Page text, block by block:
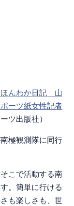
ほんわか日記 山
ーツ紙女性記者
ツ出版社）
極観測隊に同行
こで活動する南
。簡単に行ける
も楽しさも、世